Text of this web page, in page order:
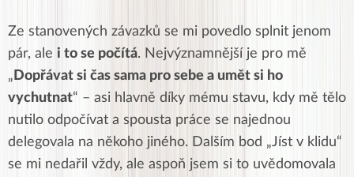
Ze stanovených závazků se mi povedlo splnit jenom
pár, ale i to se počítá. Nejvýznamnější je pro mě
„ Dopřávat si čas sama pro sebe a umět si ho
vychutnat“ – asi hlavně díky mému stavu, kdy mě tělo
nutilo odpočívat a spousta práce se najednou
delegovala na někoho jiného. Dalším bod „Jíst v klidu“
se mi nedařil vždy, ale aspoň jsem si to uvědomovala